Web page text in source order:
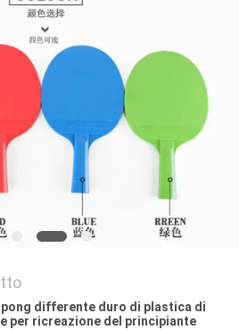
differente duro di plastica di
per ricreazione del principiante